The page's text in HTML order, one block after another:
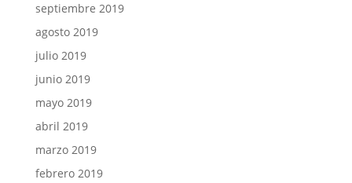
septiembre 2019
agosto 2019
julio 2019
junio 2019
mayo 2019
abril 2019
marzo 2019
febrero 2019